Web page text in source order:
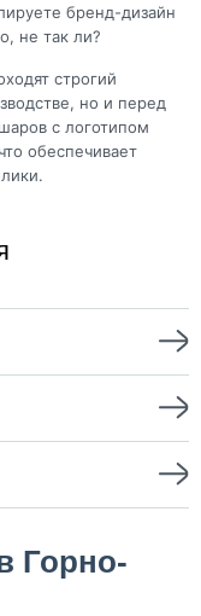
бренд-дизайн
не так ли?
строгий
но и перед
с логотипом
обеспечивает
Горно-